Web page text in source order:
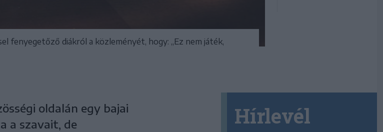
fenyegetőző diákról a közleményét, hogy: „Ez nem játék,
oldalán egy bajai
a szavait, de
Hírlevél